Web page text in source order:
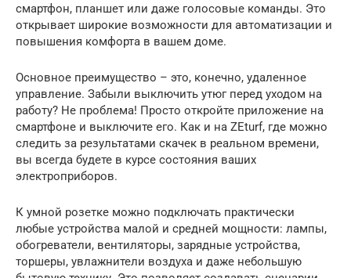
смартфон, планшет или даже голосовые команды. Это
открывает широкие возможности для автоматизации и
повышения комфорта в вашем доме.
Основное преимущество – это, конечно, удаленное
управление. Забыли выключить утюг перед уходом на
работу? Не проблема! Просто откройте приложение на
смартфоне и выключите его. Как и на ZEturf, где можно
следить за результатами скачек в реальном времени,
вы всегда будете в курсе состояния ваших
электроприборов.
К умной розетке можно подключать практически
любые устройства малой и средней мощности: лампы,
обогреватели, вентиляторы, зарядные устройства,
торшеры, увлажнители воздуха и даже небольшую